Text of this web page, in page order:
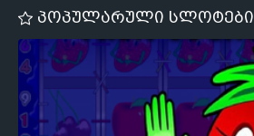
პოპულარული სლოტები